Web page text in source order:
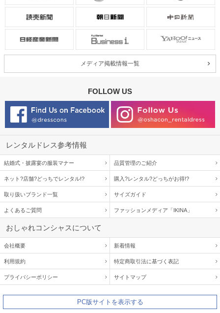
メディア掲載情報一覧
FOLLOW US
レンタルドレス参考情報
結婚式・披露宴の服装マナー 品質管理のご紹介
ネット?店舗?どっちでレンタル!? 購入?レンタル?どっちがお得!?
取り扱いブランド一覧 サイズガイド
よくあるご質問 ファッションメディア「IKINA」
おしゃれコンシャスについて
会社概要 新着情報
利用規約 特定商取引法に基づく表記
プライバシーポリシー サイトマップ
PC版サイトを表示する